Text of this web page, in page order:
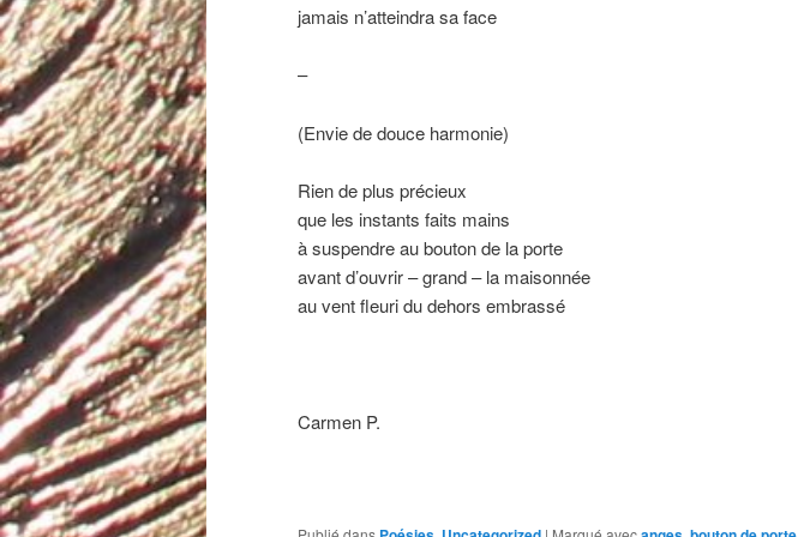
jamais n’atteindra sa face
–
(Envie de douce harmonie)
Rien de plus précieux
que les instants faits mains
à suspendre au bouton de la porte
avant d’ouvrir – grand – la maisonnée
au vent fleuri du dehors embrassé
Carmen P.